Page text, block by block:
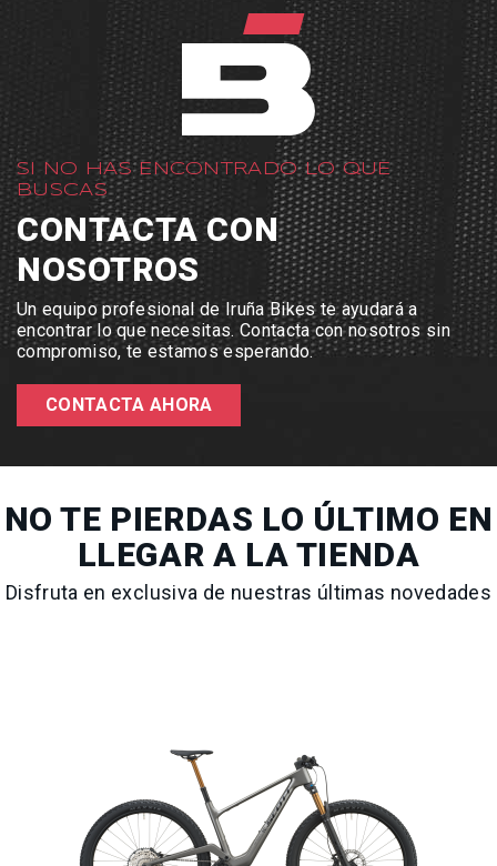
SI NO HAS ENCONTRADO LO QUE
BUSCAS
CONTACTA CON
NOSOTROS
Un equipo profesional de Iruña Bikes te ayudará a
encontrar lo que necesitas. Contacta con nosotros sin
compromiso, te estamos esperando.
CONTACTA AHORA
NO TE PIERDAS LO ÚLTIMO EN
LLEGAR A LA TIENDA
Disfruta en exclusiva de nuestras últimas novedades